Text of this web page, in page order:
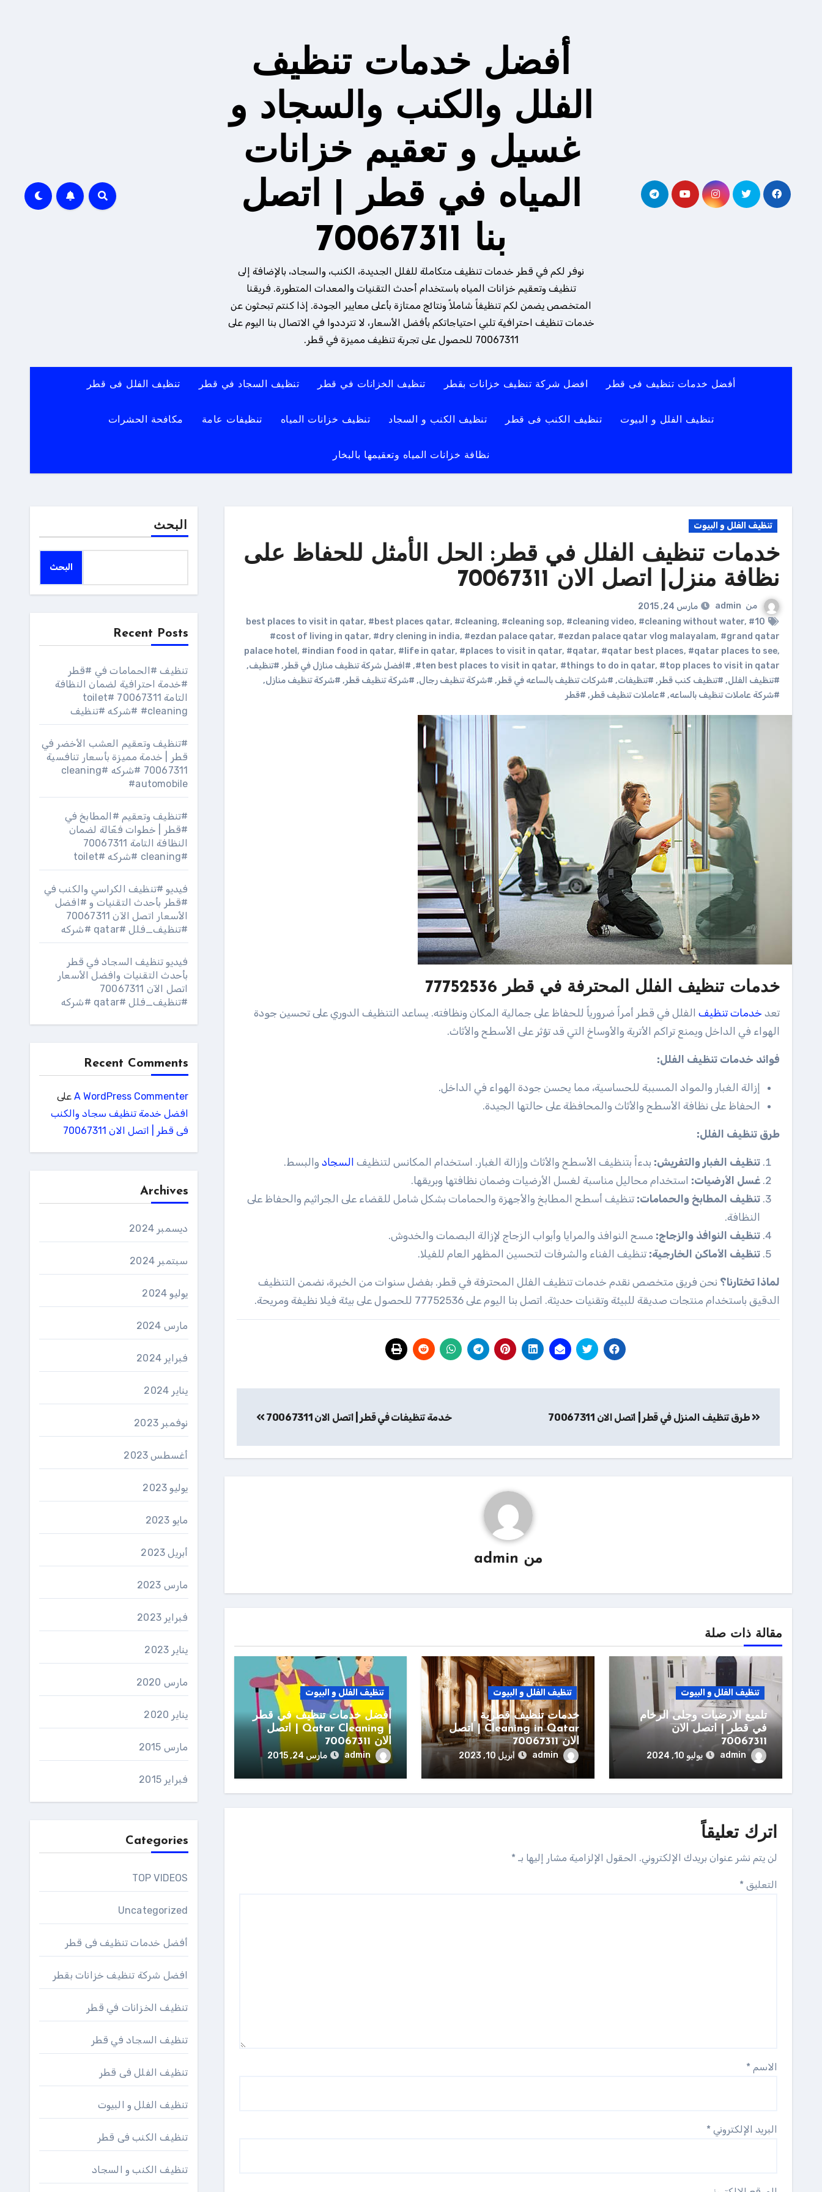
أفضل خدمات تنظيف
الفلل والكنب والسجاد و
غسيل و تعقيم خزانات
المياه في قطر | اتصل
بنا 70067311
نوفر لكم في قطر خدمات تنظيف متكاملة للفلل الجديدة، الكنب، والسجاد، بالإضافة إلى
تنظيف وتعقيم خزانات المياه باستخدام أحدث التقنيات والمعدات المتطورة. فريقنا
المتخصص يضمن لكم تنظيفاً شاملاً ونتائج ممتازة بأعلى معايير الجودة. إذا كنتم تبحثون عن
خدمات تنظيف احترافية تلبي احتياجاتكم بأفضل الأسعار، لا تترددوا في الاتصال بنا اليوم على
70067311 للحصول على تجربة تنظيف مميزة في قطر.
أفضل خدمات تنظيف فى قطر افضل شركة تنظيف خزانات بقطر تنظيف الخزانات في قطر تنظيف السجاد في قطر تنظيف الفلل فى قطر
تنظيف الفلل و البيوت تنظيف الكنب فى قطر تنظيف الكنب و السجاد تنظيف خزانات المياه تنظيفات عامة مكافحة الحشرات
نظافة خزانات المياه وتعقيمها بالبخار
تنظيف الفلل و البيوت
خدمات تنظيف الفلل في قطر: الحل الأمثل للحفاظ على
نظافة منزل| اتصل الان 70067311
من admin
مارس 24, 2015
#10 best places to visit in qatar
, #best places qatar, #cleaning, #cleaning sop, #cleaning video, #cleaning without water,
#cost of living in qatar, #dry clening in india, #ezdan palace qatar, #ezdan palace qatar vlog malayalam, #grand qatar
palace hotel , #indian food in qatar, #life in qatar, #places to visit in qatar, #qatar, #qatar best places, #qatar places to see,
#ten best places to visit in qatar, #things to do in qatar, #top places to visit in qatar
, #افضل شركة تنظيف منازل في قطر, #تنظيف,
#تنظيف الفلل, #تنظيف كنب قطر, #تنظيفات, #شركات تنظيف بالساعه في قطر, #شركة تنظيف رجال, #شركة تنظيف قطر, #شركة تنظيف منازل,
#شركة عاملات تنظيف بالساعه, #عاملات تنظيف قطر, #قطر
خدمات تنظيف الفلل المحترفة في قطر 77752536
تعد خدمات تنظيف الفلل في قطر أمراً ضرورياً للحفاظ على جمالية المكان ونظافته. يساعد التنظيف الدوري على تحسين جودة
الهواء في الداخل ويمنع تراكم الأتربة والأوساخ التي قد تؤثر على الأسطح والأثاث.
فوائد خدمات تنظيف الفلل:
إزالة الغبار والمواد المسببة للحساسية، مما يحسن جودة الهواء في الداخل.
الحفاظ على نظافة الأسطح والأثاث والمحافظة على حالتها الجيدة.
طرق تنظيف الفلل:
تنظيف الغبار والتفريش: بدءاً بتنظيف الأسطح والأثاث وإزالة الغبار. استخدام المكانس لتنظيف السجاد والبسط.
غسل الأرضيات: استخدام محاليل مناسبة لغسل الأرضيات وضمان نظافتها وبريقها.
تنظيف المطابخ والحمامات: تنظيف أسطح المطابخ والأجهزة والحمامات بشكل شامل للقضاء على الجراثيم والحفاظ على
النظافة.
تنظيف النوافذ والزجاج: مسح النوافذ والمرايا وأبواب الزجاج لإزالة البصمات والخدوش.
تنظيف الأماكن الخارجية: تنظيف الفناء والشرفات لتحسين المظهر العام للفيلا.
لماذا تختارنا؟ نحن فريق متخصص نقدم خدمات تنظيف الفلل المحترفة في قطر. بفضل سنوات من الخبرة، نضمن التنظيف
الدقيق باستخدام منتجات صديقة للبيئة وتقنيات حديثة. اتصل بنا اليوم على 77752536 للحصول على بيئة فيلا نظيفة ومريحة.
المقالات
طرق تنظيف المنزل في قطر | اتصل الان 70067311 خدمة تنظيفات في قطر | اتصل الان 70067311
من admin
مقالة ذات صلة
تنظيف الفلل و البيوت
تلميع الارضيات وجلى الرخام
في قطر | اتصل الان
70067311
admin يوليو 10, 2024
تنظيف الفلل و البيوت
خدمات تنظيف قطرية |
Cleaning in Qatar | اتصل
الان 70067311
admin أبريل 10, 2023
تنظيف الفلل و البيوت
أفضل خدمات تنظيف في قطر
| Qatar Cleaning | اتصل
الان 70067311
admin مارس 24, 2015
اترك تعليقاً
لن يتم نشر عنوان بريدك الإلكتروني. الحقول الإلزامية مشار إليها بـ *
التعليق *
الاسم *
البريد الإلكتروني *
البحث
البحث
Recent Posts
تنظيف #الحمامات في #قطر
#خدمة احترافية لضمان النظافة
التامة 70067311 #toilet
#cleaning #شركه #تنظيف
#تنظيف وتعقيم العشب الأخضر في
قطر | خدمة مميزة بأسعار تنافسية
70067311 #شركه #cleaning
#automobile
#تنظيف وتعقيم #المطابخ في
#قطر | خطوات فعّالة لضمان
النظافة التامة 70067311
#cleaning #شركه #toilet
فيديو #تنظيف الكراسي والكنب في
#قطر بأحدث التقنيات و #افضل
الأسعار اتصل الآن 70067311
#تنظيف_فلل #qatar #شركه
فيديو تنظيف السجاد في قطر
بأحدث التقنيات وافضل الأسعار
اتصل الآن 70067311
#تنظيف_فلل #qatar #شركه
Recent Comments
A WordPress Commenter على
افضل خدمة تنظيف سجاد والكنب
فى قطر | اتصل الان 70067311
Archives
ديسمبر 2024
سبتمبر 2024
يوليو 2024
مارس 2024
فبراير 2024
يناير 2024
نوفمبر 2023
أغسطس 2023
يوليو 2023
مايو 2023
أبريل 2023
مارس 2023
فبراير 2023
يناير 2023
مارس 2020
يناير 2020
مارس 2015
فبراير 2015
Categories
TOP VIDEOS
Uncategorized
أفضل خدمات تنظيف فى قطر
افضل شركة تنظيف خزانات بقطر
تنظيف الخزانات في قطر
تنظيف السجاد في قطر
تنظيف الفلل فى قطر
تنظيف الفلل و البيوت
تنظيف الكنب فى قطر
تنظيف الكنب و السجاد